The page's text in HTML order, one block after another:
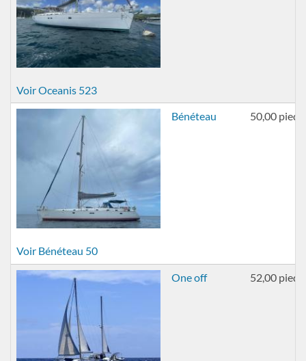
Voir Oceanis 523
Voir Bénéteau 50
Bénéteau 50,00 pieds
One off 52,00 pieds